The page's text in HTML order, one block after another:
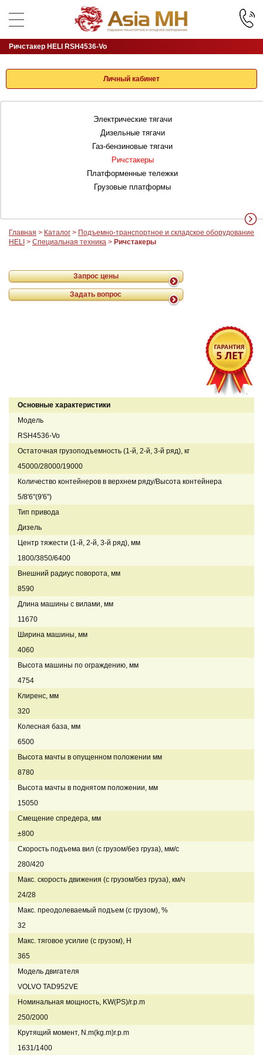
Личный кабинет
Электрические тягачи
Дизельные тягачи
Газ-бензиновые тягачи
Ричстакеры
Платформенные тележки
Грузовые платформы
Главная > Каталог > Подъемно-транспортное и складское оборудование
HELI > Специальная техника > Ричстакеры
Ричстакер HELI RSH4536-Vo
Запрос цены
Задать вопрос
Основные характеристики
Модель
RSH4536-Vo
Остаточная грузоподъемность (1-й, 2-й, 3-й ряд), кг
45000/28000/19000
Количество контейнеров в верхнем ряду/Высота контейнера
5/8'6"(9'6")
Тип привода
Дизель
Центр тяжести (1-й, 2-й, 3-й ряд), мм
1800/3850/6400
Внешний радиус поворота, мм
8590
Длина машины с вилами, мм
11670
Ширина машины, мм
4060
Высота машины по ограждению, мм
4754
Клиренс, мм
320
Колесная база, мм
6500
Высота мачты в опущенном положении мм
8780
Высота мачты в поднятом положении, мм
15050
Смещение спредера, мм
±800
Скорость подъема вил (с грузом/без груза), мм/с
280/420
Макс. скорость движения (с грузом/без груза), км/ч
24/28
Макс. преодолеваемый подъем (с грузом), %
32
Макс. тяговое усилие (с грузом), Н
365
Модель двигателя
VOLVO TAD952VE
Номинальная мощность, KW(PS)/r.p.m
250/2000
Крутящий момент, N.m(kg.m)r.p.m
1631/1400